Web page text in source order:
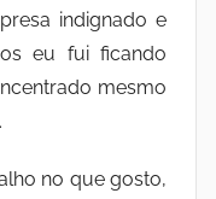
indignado e
eu fui ficando
mesmo
no que gosto,